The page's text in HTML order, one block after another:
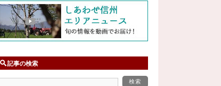
記事の検索